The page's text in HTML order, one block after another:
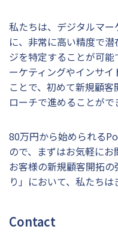
私たちは、デジタルマ
に、非常に高い精度で
ジを特定することが可
ーケティングやインサ
ことで、初めて新規顧
ローチで進めることがで
80万円から始められる
ので、まずはお気軽にお
お客様の新規顧客開拓
り」において、私たちは
Contact